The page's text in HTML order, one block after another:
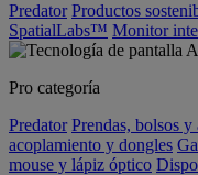
Predator Productos
SpatialLabs™ Monitor
Pro categoría
Predator Prendas, bolsos y
acoplamiento y dongles
mouse y lápiz óptico